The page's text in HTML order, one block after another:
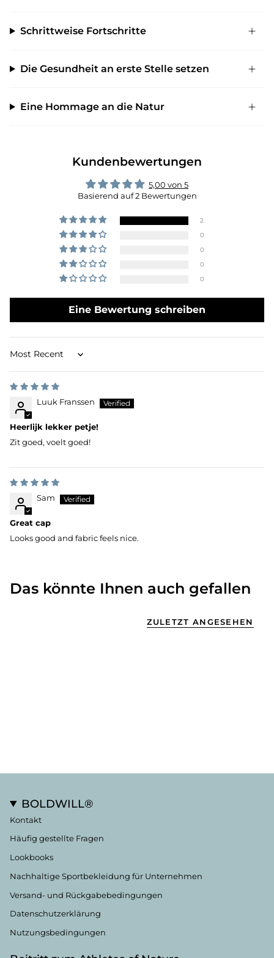
Schrittweise Fortschritte
Die Gesundheit an erste Stelle setzen
Eine Hommage an die Natur
Kundenbewertungen
5,00 von 5
Basierend auf 2 Bewertungen
2
0
0
0
0
Eine Bewertung schreiben
Sort by
Luuk Franssen
Heerlijk lekker petje!
Zit goed, voelt goed!
Sam
Great cap
Looks good and fabric feels nice.
Das könnte Ihnen auch gefallen
ZULETZT ANGESEHEN
BOLDWILL®
Kontakt
Häufig gestellte Fragen
Lookbooks
Nachhaltige Sportbekleidung für Unternehmen
Versand- und Rückgabebedingungen
Datenschutzerklärung
Nutzungsbedingungen